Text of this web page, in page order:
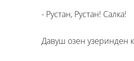
- Рустан, Рустан! Салка!
Давуш озен узеринден